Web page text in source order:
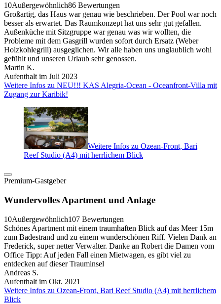
10Außergewöhnlich86 Bewertungen
Großartig, das Haus war genau wie beschrieben. Der Pool war noch
besser als erwartet. Das Raumkonzept hat uns sehr gut gefallen.
Außenküche mit Sitzgruppe war genau was wir wollten, die
Probleme mit dem Gasgrill wurden sofort durch Ersatz (Weber
Holzkohlegrill) ausgeglichen. Wir alle haben uns unglaublich wohl
gefühlt und unseren Urlaub sehr genossen.
Martin K.
Aufenthalt im Juli 2023
Weitere Infos zu NEU!!! KAS Alegria-Ocean - Oceanfront-Villa mit
Zugang zur Karibik!
Weitere Infos zu Ozean-Front, Bari
Reef Studio (A4) mit herrlichem Blick
Premium-Gastgeber
Wundervolles Apartment und Anlage
10Außergewöhnlich107 Bewertungen
Schönes Apartment mit einem traumhaften Blick auf das Meer 15m
zum Badestrand und zu einem wunderschönen Riff. Vielen Dank an
Frederick, super netter Verwalter. Danke an Robert die Damen vom
Office Tipp: Auf jeden Fall einen Mietwagen, es gibt viel zu
entdecken auf dieser Trauminsel
Andreas S.
Aufenthalt im Okt. 2021
Weitere Infos zu Ozean-Front, Bari Reef Studio (A4) mit herrlichem
Blick